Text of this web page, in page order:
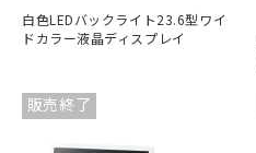
白色LEDバックライト23.6型ワイ
ドカラー液晶ディスプレイ
販売終了